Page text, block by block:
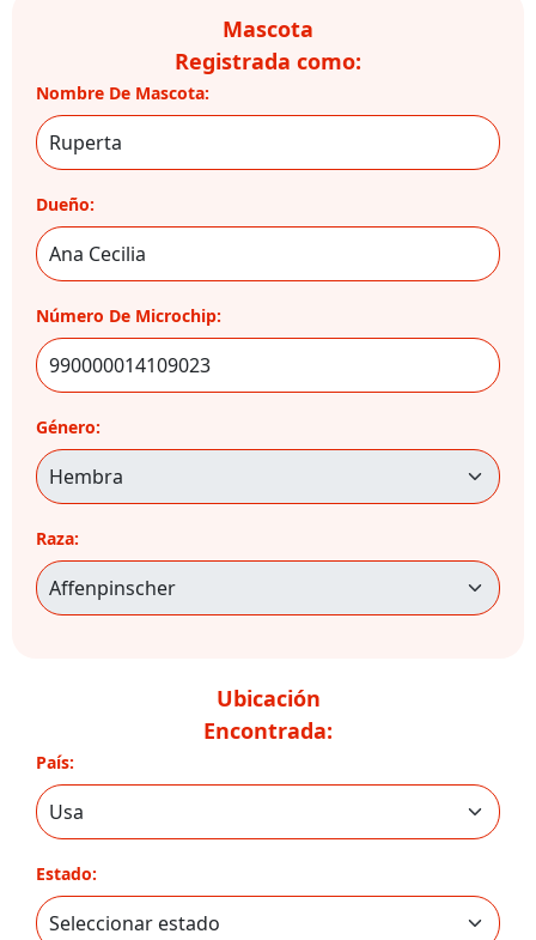
Mascota
Registrada como:
Nombre De Mascota:
Dueño:
Número De Microchip:
Género:
Raza:
Ubicación
Encontrada:
País:
Estado: